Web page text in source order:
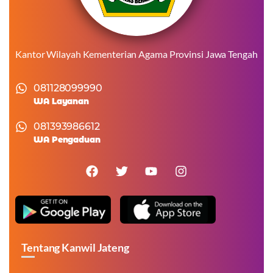
Kantor Wilayah Kementerian Agama Provinsi Jawa Tengah
081128099990
WA Layanan
081393986612
WA Pengaduan
Tentang Kanwil Jateng